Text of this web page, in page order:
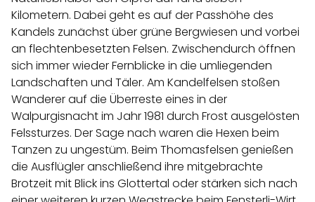
Kilometern. Dabei geht es auf der Passhöhe des
Kandels zunächst über grüne Bergwiesen und vorbei
an flechtenbesetzten Felsen. Zwischendurch öffnen
sich immer wieder Fernblicke in die umliegenden
Landschaften und Täler. Am Kandelfelsen stoßen
Wanderer auf die Überreste eines in der
Walpurgisnacht im Jahr 1981 durch Frost ausgelösten
Felssturzes. Der Sage nach waren die Hexen beim
Tanzen zu ungestüm. Beim Thomasfelsen genießen
die Ausflügler anschließend ihre mitgebrachte
Brotzeit mit Blick ins Glottertal oder stärken sich nach